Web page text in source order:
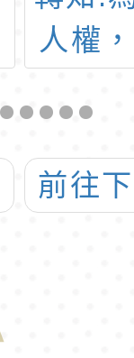
管
堂線
前往